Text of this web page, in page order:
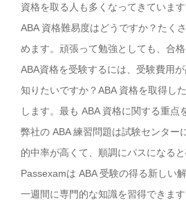
資格を取る人も多くなってきていま
ABA 資格難易度はどうですか？たく
めます。頑張って勉強としても、合
ABA資格を受験するには、受験費用
知りたいですか？ABA 資格を取得し
します。最も ABA 資格に関する重点
弊社の ABA 練習問題は試験センター
的中率が高くて、順調にパスになると
Passexamは ABA 受験の得る新しい
一週間に専門的な知識を習得できます